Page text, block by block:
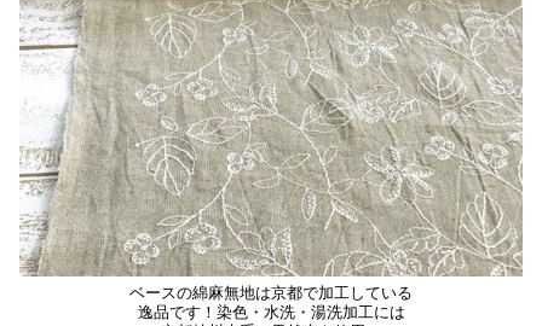
ベースの綿麻無地は京都で加工している
逸品です！染色・水洗・湯洗加工には